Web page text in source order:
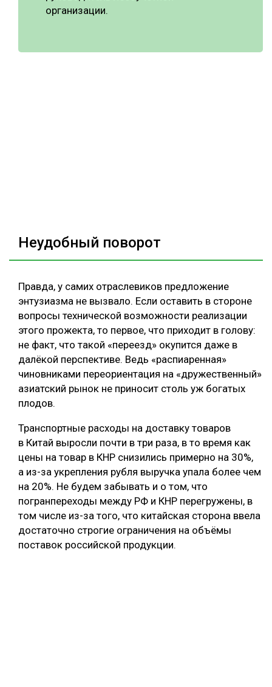
организации.
Неудобный поворот
Правда, у самих отраслевиков предложение
энтузиазма не вызвало. Если оставить в стороне
вопросы технической возможности реализации
этого прожекта, то первое, что приходит в голову:
не факт, что такой «переезд» окупится даже в
далёкой перспективе. Ведь «распиаренная»
чиновниками переориентация на «дружественный»
азиатский рынок не приносит столь уж богатых
плодов.
Транспортные расходы на доставку товаров
в Китай выросли почти в три раза, в то время как
цены на товар в КНР снизились примерно на 30%,
а из-за укрепления рубля выручка упала более чем
на 20%. Не будем забывать и о том, что
погранпереходы между РФ и КНР перегружены, в
том числе из-за того, что китайская сторона ввела
достаточно строгие ограничения на объёмы
поставок российской продукции.